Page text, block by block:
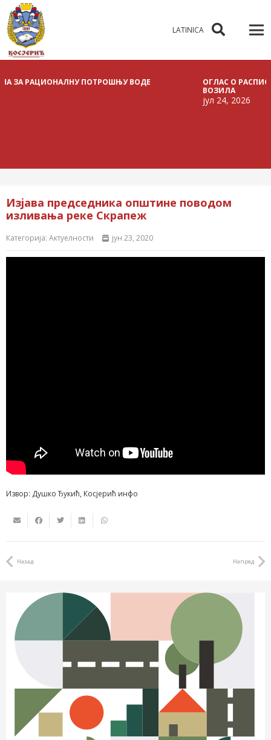
LATINICA
ПОТРОШЊУ ВОДЕ
ОГЛАС О
ВОЗИЛА
јул 24, 2026
Изјава председника општине поводом
изливања реке Скрапеж
Категорија: Актуелности јун 23, 2020
Извор: Душко Ђукић, Косјерић инфо
Назад Напред